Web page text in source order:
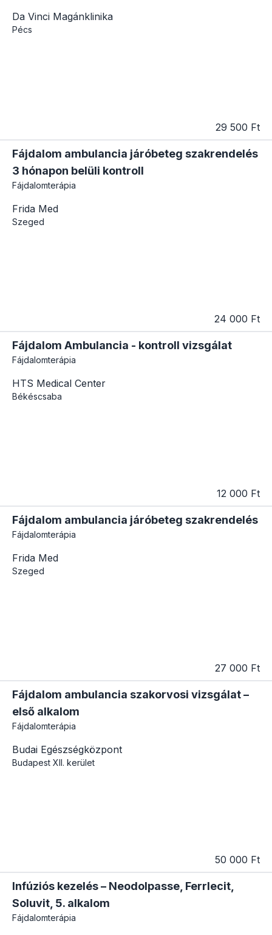
Da Vinci Magánklinika
Pécs
29 500 Ft
Fájdalom ambulancia járóbeteg szakrendelés
3 hónapon belüli kontroll
Fájdalomterápia
Frida Med
Szeged
24 000 Ft
Fájdalom Ambulancia - kontroll vizsgálat
Fájdalomterápia
HTS Medical Center
Békéscsaba
12 000 Ft
Fájdalom ambulancia járóbeteg szakrendelés
Fájdalomterápia
Frida Med
Szeged
27 000 Ft
Fájdalom ambulancia szakorvosi vizsgálat –
első alkalom
Fájdalomterápia
Budai Egészségközpont
Budapest XII. kerület
50 000 Ft
Infúziós kezelés – Neodolpasse, Ferrlecit,
Soluvit, 5. alkalom
Fájdalomterápia